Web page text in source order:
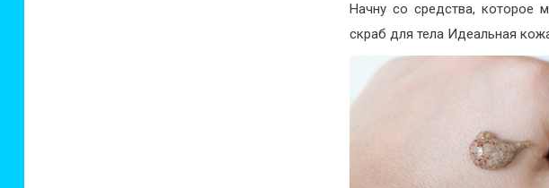
Начну со средства, которое
скраб для тела Идеальная